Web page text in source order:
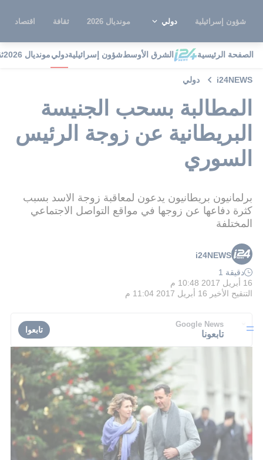
شؤون إسرائيلية دولي مونديال 2026 ثقافة اقتصاد
الصفحة الرئيسية الشرق الأوسطشؤون إسرائيليةدوليمونديال 2026
i24NEWS دولي
المطالبة بسحب الجنيسة
البريطانية عن زوجة الرئيس
السوري
برلمانيون بريطانيون يدعون لمعاقبة زوجة الاسد بسبب
كثرة دفاعها عن زوجها في مواقع التواصل الاجتماعي
المختلفة
i24NEWS
دقيقة 1
16 أبريل 2017 10:48 م
التنقيح الأخير 16 أبريل 2017 11:04 م
Google News
تابعونا تابعوا